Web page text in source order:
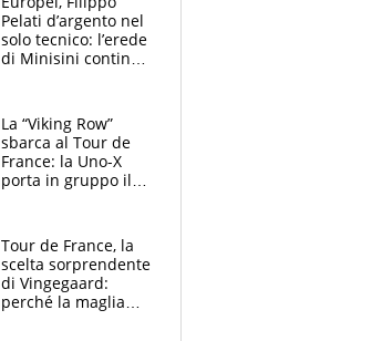
continuare
Pelati d’argento nel
solo tecnico: l’erede
di Minisini continua
mirino
La “Viking Row”
sbarca al Tour de
France: la Uno-X
porta in gruppo il
compagni
Tour de France, la
scelta sorprendente
di Vingegaard:
perché la maglia